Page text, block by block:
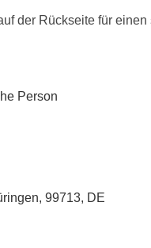
der Rückseite für einen
Person
99713, DE